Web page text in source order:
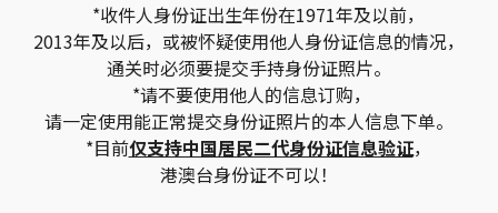
*收件人身份证出生年份在1971年及以前，
2013年及以后，或被怀疑使用他人身份证信息的情况，
通关时必须要提交手持身份证照片。
*请不要使用他人的信息订购，
请一定使用能正常提交身份证照片的本人信息下单。
*目前仅支持中国居民二代身份证信息验证，
港澳台身份证不可以！